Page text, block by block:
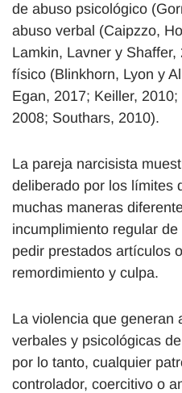
de abuso psicológico
abuso verbal (Caipzzo,
Lamkin, Lavner y
físico (Blinkhorn, Lyon y
Egan, 2017; Keiller,
2008; Southars, 2010).
La pareja narcisista
deliberado por los límites
muchas maneras
incumplimiento regular
pedir prestados artículos
remordimiento y culpa.
La violencia que generan
verbales y psicológicas
por lo tanto, cualquier
controlador, coercitivo o